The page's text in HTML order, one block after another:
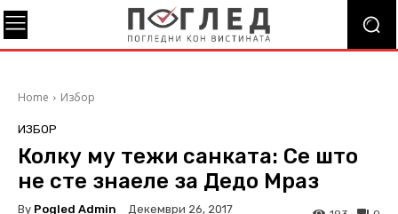
Home Избор
ИЗБОР
Колку му тежи санката: Се што
не сте знаеле за Дедо Мраз
By Pogled Admin Декември 26, 2017